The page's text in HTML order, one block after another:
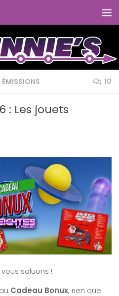
ÉMISSIONS 10
: Les jouets
saluons !
Cadeau Bonux, rien que